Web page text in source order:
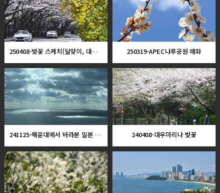
250408-벚꽃 스케치(달맞이, 대우마리나) 250319-APEC나루공원 매화
241125-해운대에서 바라본 일본 대마도 240408-대우마리나 벚꽃